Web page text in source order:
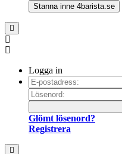
Stanna inne 4barista.se
Logga in
Glömt lösenord?
Registrera